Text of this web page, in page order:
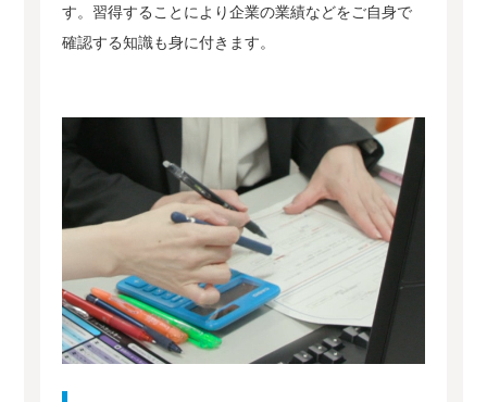
す。習得することにより企業の業績などをご自身で
確認する知識も身に付きます。